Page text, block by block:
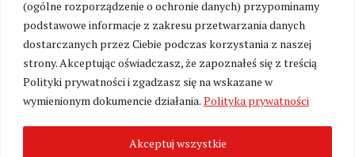
(ogólne rozporządzenie o ochronie danych) przypominamy
podstawowe informacje z zakresu przetwarzania danych
dostarczanych przez Ciebie podczas korzystania z naszej
strony. Akceptując oświadczasz, że zapoznałeś się z treścią
Polityki prywatności i zgadzasz się na wskazane w
wymienionym dokumencie działania. Polityka prywatności
Akceptuj wszystkie
Zmień ustawienia cookies
2026. Wszelkie Prawa Zastrzeżone.